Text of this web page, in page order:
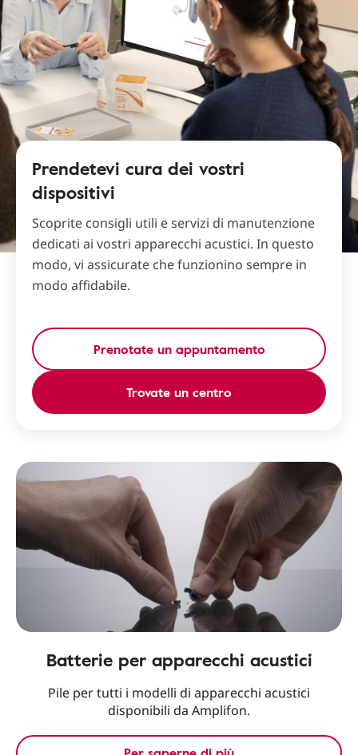
Prendetevi cura dei vostri
dispositivi
Scoprite consigli utili e servizi di manutenzione
dedicati ai vostri apparecchi acustici. In questo
modo, vi assicurate che funzionino sempre in
modo affidabile.
Prenotate un appuntamento
Trovate un centro
Batterie per apparecchi acustici
Pile per tutti i modelli di apparecchi acustici
disponibili da Amplifon.